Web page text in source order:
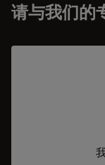
请与我们的